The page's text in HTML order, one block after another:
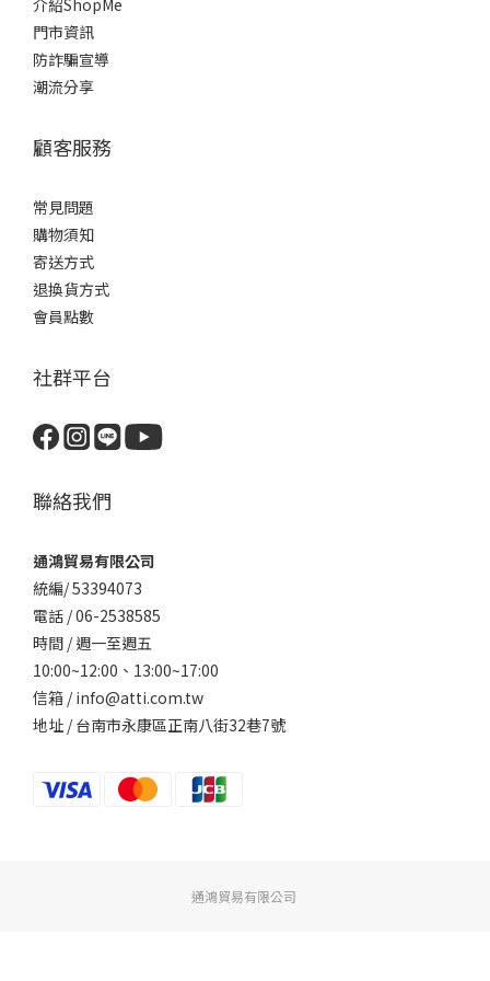
介紹ShopMe
門市資訊
防詐騙宣導
潮流分享
顧客服務
常見問題
購物須知
寄送方式
退換貨方式
會員點數
社群平台
聯絡我們
通鴻貿易有限公司
統編/ 53394073
電話 / 06-2538585
時間 / 週一至週五
10:00~12:00、 13:00~17:00
信箱 / info@atti.com.tw
地址 / 台南市永康區正南八街32巷7號
通鴻貿易有限公司